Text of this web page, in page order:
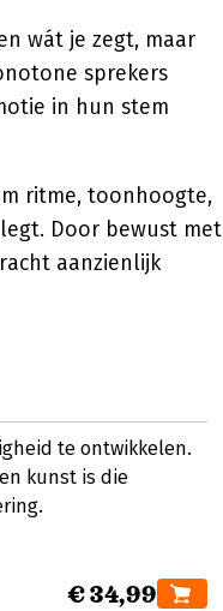
wát je zegt, maar
sprekers
in hun stem
ritme, toonhoogte,
Door bewust met
aanzienlijk
te ontwikkelen.
kunst is die
€ 34,99